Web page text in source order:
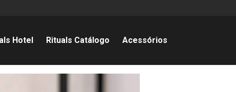
Hotel Rituals Catálogo Acessórios